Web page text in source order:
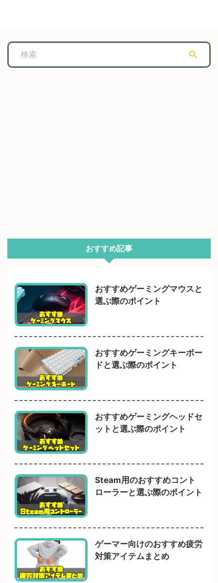
おすすめ記事
おすすめゲーミングマウスと
選ぶ際のポイント
おすすめゲーミングキーボー
ドと選ぶ際のポイント
おすすめゲーミングヘッドセ
ットと選ぶ際のポイント
Steam用のおすすめコント
ローラーと選ぶ際のポイント
ゲーマー向けのおすすめ疲労
対策アイテムまとめ